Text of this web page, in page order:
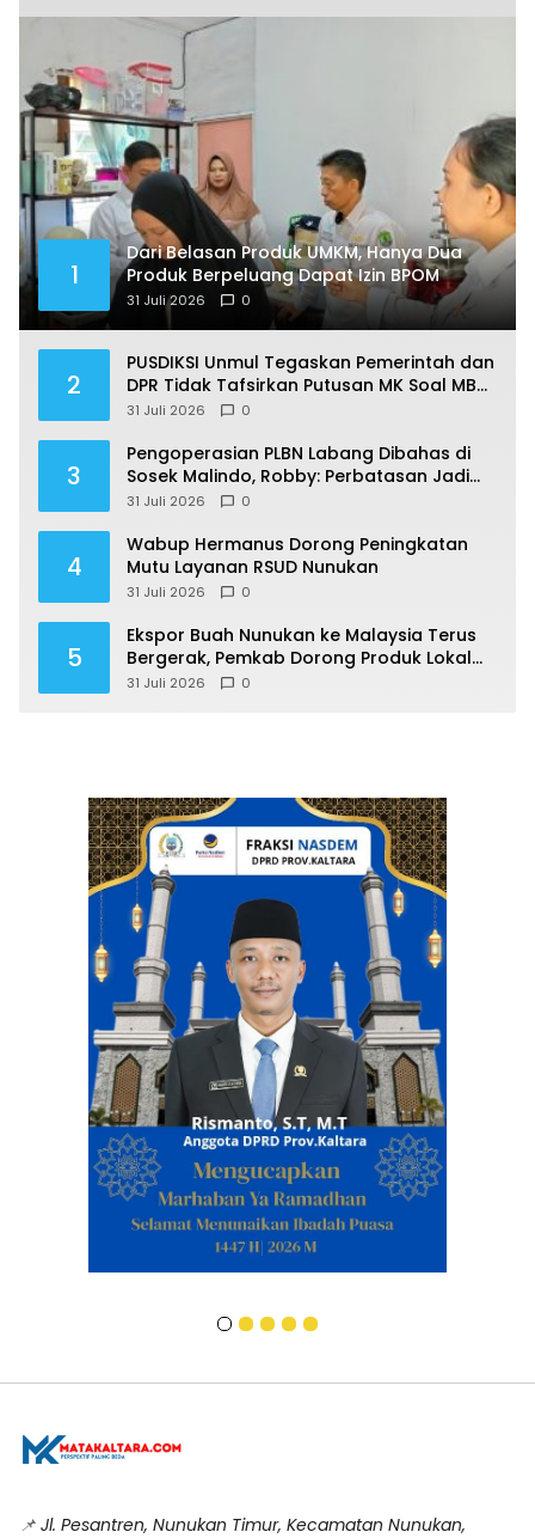
1
Dari Belasan Produk UMKM, Hanya Dua
Produk Berpeluang Dapat Izin BPOM
31 Juli 2026 0
2
PUSDIKSI Unmul Tegaskan Pemerintah dan
DPR Tidak Tafsirkan Putusan MK Soal MBG
Sesuka Hati
31 Juli 2026 0
3
Pengoperasian PLBN Labang Dibahas di
Sosek Malindo, Robby: Perbatasan Jadi
Motor Ekonomi
31 Juli 2026 0
4
Wabup Hermanus Dorong Peningkatan
Mutu Layanan RSUD Nunukan
31 Juli 2026 0
5
Ekspor Buah Nunukan ke Malaysia Terus
Bergerak, Pemkab Dorong Produk Lokal
Naik Kelas
31 Juli 2026 0
📌 Jl. Pesantren, Nunukan Timur, Kecamatan Nunukan,